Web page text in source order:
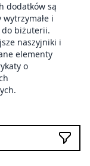
dodatków są
i
do biżuterii.
naszyjniki i
elementy
o